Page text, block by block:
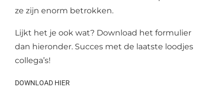
ze zijn enorm betrokken.
Lijkt het je ook wat? Download het formulier
dan hieronder. Succes met de laatste loodjes
collega’s!
DOWNLOAD HIER